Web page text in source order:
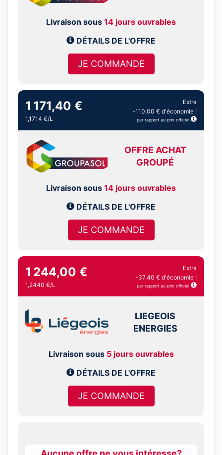
Livraison sous 14 jours ouvrables
DÉTAILS DE L'OFFRE
JE COMMANDE
1 171,40 €
1,1714 €/L
Extra
-110,00 € d'économie !
par rapport au prix officiel
OFFRE ACHAT
GROUPÉ
Livraison sous 14 jours ouvrables
DÉTAILS DE L'OFFRE
JE COMMANDE
1 244,00 €
1,2440 €/L
Extra
-37,40 € d'économie !
par rapport au prix officiel
LIEGEOIS
ENERGIES
Livraison sous 5 jours ouvrables
DÉTAILS DE L'OFFRE
JE COMMANDE